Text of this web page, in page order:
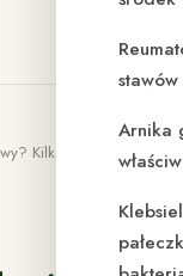
Arnika
Kilka prostych